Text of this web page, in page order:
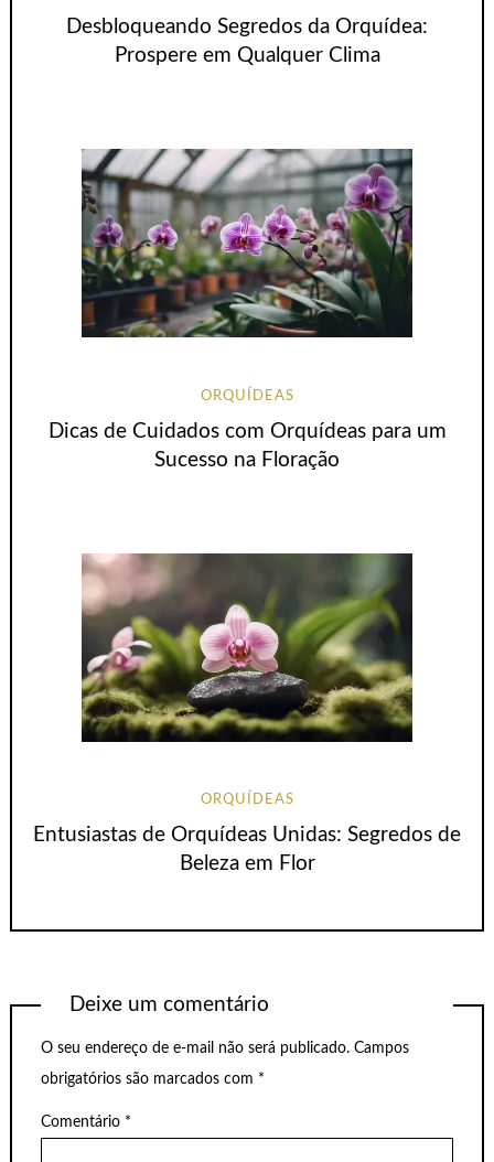
Desbloqueando Segredos da Orquídea:
Prospere em Qualquer Clima
ORQUÍDEAS
Dicas de Cuidados com Orquídeas para um
Sucesso na Floração
ORQUÍDEAS
Entusiastas de Orquídeas Unidas: Segredos de
Beleza em Flor
Deixe um comentário
O seu endereço de e-mail não será publicado. Campos
obrigatórios são marcados com *
Comentário *